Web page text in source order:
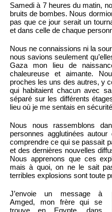
Samedi à 7 heures du matin,
bruits de bombes. Nous
pas que ce jour serait un
et dans celle de chaque
Nous ne connaissions ni la
nous savions seulement
Gaza mon lieu de
chaleureuse et aimante.
proches les uns des autres, y
qui habitaient chacun avec
séparé sur les différents
lieu où je me sentais en
Nous nous rassemblons
personnes agglutinées
comprendre ce qui se passait
et des dernières nouvelles
Nous apprenons que ces
mais à quoi, on ne le sait
terribles explosions sont toute
J’envoie un message à
Amged, mon frère qui se
trouve en Egypte, dans